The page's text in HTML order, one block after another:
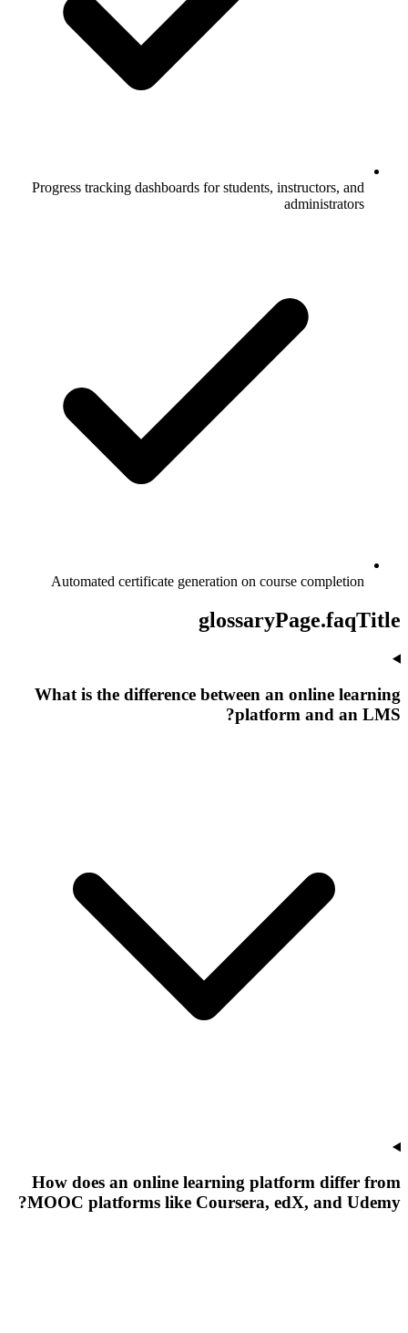
Progress tracking dashboards for students, instructors, and
administrators
Automated certificate generation on course completion
glossaryPage.faqTitle
What is the difference between an online learning
platform and an LMS?
How does an online learning platform differ from
MOOC platforms like Coursera, edX, and Udemy?